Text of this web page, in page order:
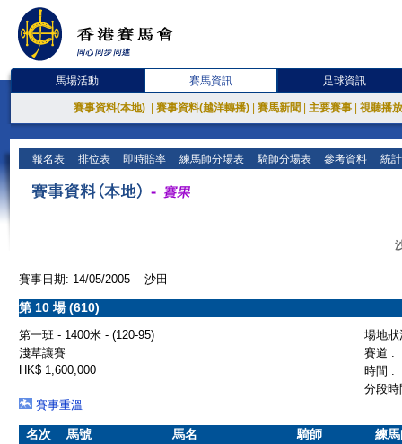
馬場活動 賽馬資訊 足球資訊
賽事資料(本地) 賽事資料(越洋轉播) 賽馬新聞 主要賽事 視聽播
報名表 排位表 即時賠率 練馬師分場表 騎師分場表 參考資料 統
賽事日期: 14/05/2005 沙田
第 10 場 (610)
第一班 - 1400米 - (120-95)
場地
淺草讓賽
賽道 :
HK$ 1,600,000
時間 :
分段
賽事重溫
名次 馬號 馬名 騎師 練